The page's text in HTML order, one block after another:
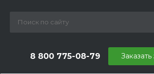
8 800 775-08-79